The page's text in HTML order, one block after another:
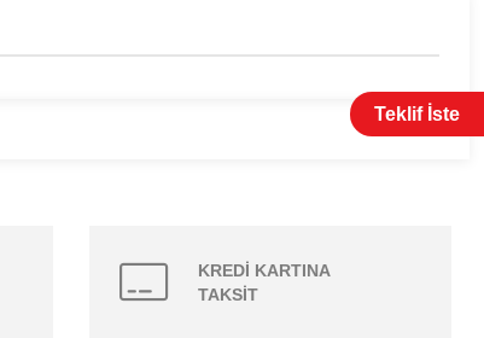
Teklif İste
KREDİ KARTINA
TAKSİT